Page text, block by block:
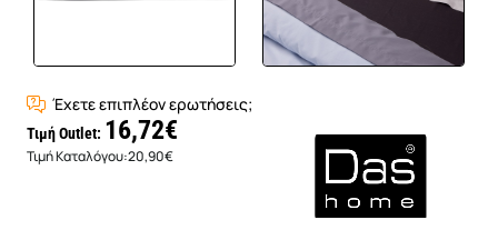
Έχετε επιπλέον ερωτήσεις;
Τιμή Outlet: 16,72€
Τιμή Καταλόγου:20,90€